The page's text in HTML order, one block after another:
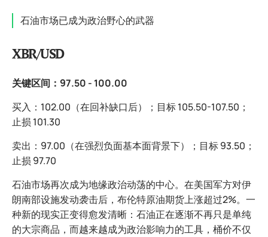
石油市场已成为政治野心的武器
XBR/USD
关键区间：97.50 - 100.00
买入：102.00（在回补缺口后）；目标 105.50-107.50；
止损 101.30
卖出：97.00（在强烈负面基本面背景下）；目标 93.50；
止损 97.70
石油市场再次成为地缘政治动荡的中心。在美国军方对伊
朗南部设施发动袭击后，布伦特原油期货上涨超过2%。一
种新的现实正变得愈发清晰：石油正在逐渐不再只是单纯
的大宗商品，而越来越成为政治影响力的工具，桶价不仅